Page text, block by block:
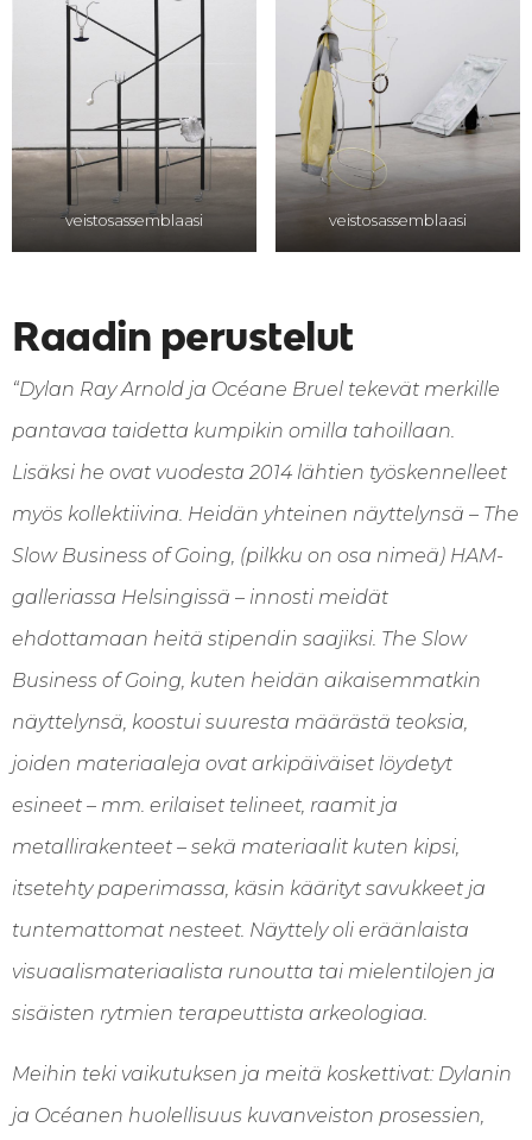
veistosassemblaasi veistosassemblaasi
Raadin perustelut
“Dylan Ray Arnold ja Océane Bruel tekevät merkille
pantavaa taidetta kumpikin omilla tahoillaan.
Lisäksi he ovat vuodesta 2014 lähtien työskennelleet
myös kollektiivina. Heidän yhteinen näyttelynsä – The
Slow Business of Going, (pilkku on osa nimeä) HAM-
galleriassa Helsingissä – innosti meidät
ehdottamaan heitä stipendin saajiksi. The Slow
Business of Going, kuten heidän aikaisemmatkin
näyttelynsä, koostui suuresta määrästä teoksia,
joiden materiaaleja ovat arkipäiväiset löydetyt
esineet – mm. erilaiset telineet, raamit ja
metallirakenteet – sekä materiaalit kuten kipsi,
itsetehty paperimassa, käsin käärityt savukkeet ja
tuntemattomat nesteet. Näyttely oli eräänlaista
visuaalismateriaalista runoutta tai mielentilojen ja
sisäisten rytmien terapeuttista arkeologiaa.
Meihin teki vaikutuksen ja meitä koskettivat: Dylanin
ja Océanen huolellisuus kuvanveiston prosessien,